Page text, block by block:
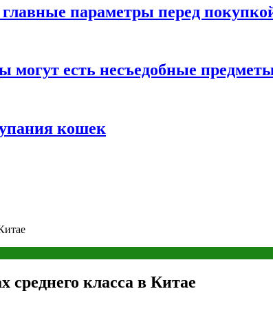
параметры перед
есть несъедобные
кошек
среднего класса в Китае